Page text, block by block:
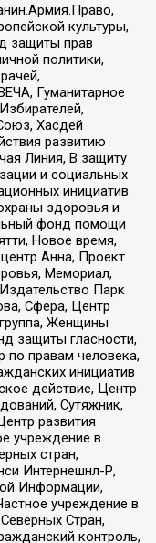
культуры,
защиты прав
политики,
Гуманитарное
Хасдей
развитию
Линия, В защиту
и социальных
инициатив
здоровья и
фонд помощи
Новое время,
Анна, Проект
Мемориал,
Парк
Сфера, Центр
Женщины
защиты гласности,
по правам человека,
инициатив
действие, Центр
Сутяжник,
развития
учреждение в
стран,
Интернешнл-Р,
Информации,
учреждение в
Стран,
контроль,